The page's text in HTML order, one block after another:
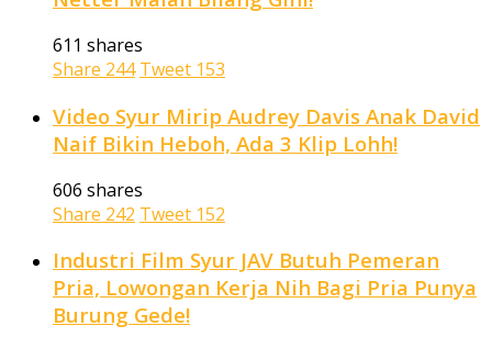
611 shares
Share 244 Tweet 153
Video Syur Mirip Audrey Davis Anak David
Naif Bikin Heboh, Ada 3 Klip Lohh!
606 shares
Share 242 Tweet 152
Industri Film Syur JAV Butuh Pemeran
Pria, Lowongan Kerja Nih Bagi Pria Punya
Burung Gede!